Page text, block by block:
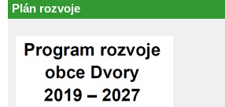
Plán rozvoje